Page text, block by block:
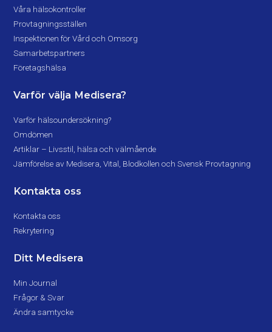
Våra hälsokontroller
Provtagningsställen
Inspektionen för Vård och Omsorg
Samarbetspartners
Företagshälsa
Varför välja Medisera?
Varför hälsoundersökning?
Omdömen
Artiklar – Livsstil, hälsa och välmående
Jämförelse av Medisera, Vital, Blodkollen och Svensk Provtagning
Kontakta oss
Kontakta oss
Rekrytering
Ditt Medisera
Min Journal
Frågor & Svar
Ändra samtycke